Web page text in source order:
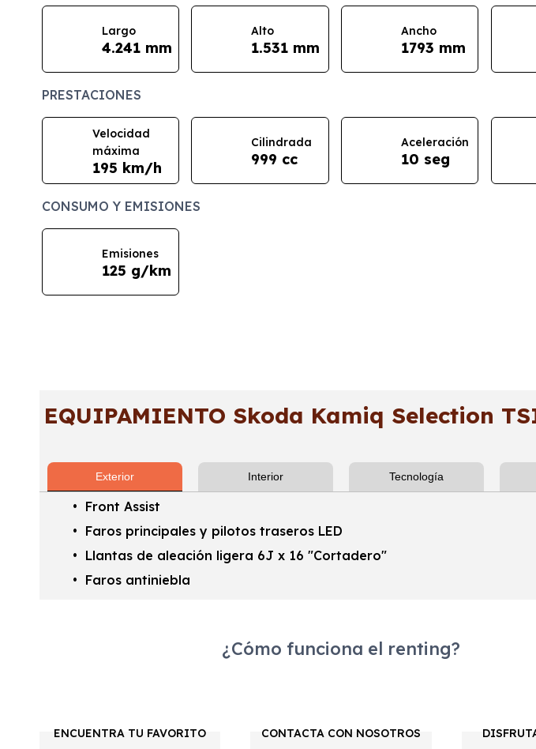
Largo
4.241 mm
Alto
1.531 mm
Ancho
1793 mm
PRESTACIONES
Velocidad
máxima
195 km/h
Cilindrada
999 cc
Aceleración
10 seg
CONSUMO Y EMISIONES
Emisiones
125 g/km
EQUIPAMIENTO Skoda Kamiq Selection
Exterior Interior Tecnología
Front Assist
Faros principales y pilotos traseros LED
Llantas de aleación ligera 6J x 16 "Cortadero"
Faros antiniebla
¿Cómo funciona el renting?
ENCUENTRA TU FAVORITO CONTACTA CON NOSOTROS